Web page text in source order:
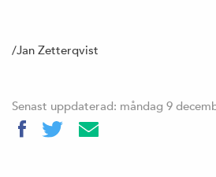
/Jan Zetterqvist
Senast uppdaterad: måndag 9